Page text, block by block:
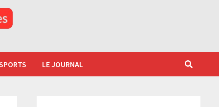
LE JOURNAL